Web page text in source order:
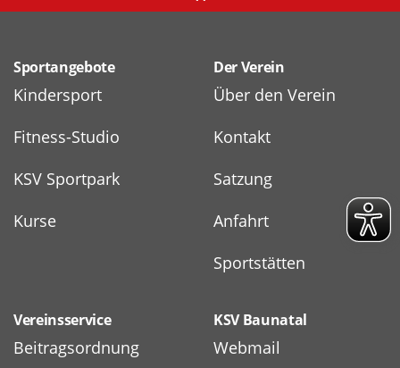
Sportangebote
Kindersport
Fitness-Studio
KSV Sportpark
Kurse
Der Verein
Über den Verein
Kontakt
Satzung
Anfahrt
Sportstätten
Vereinsservice
Beitragsordnung
KSV Baunatal
Webmail